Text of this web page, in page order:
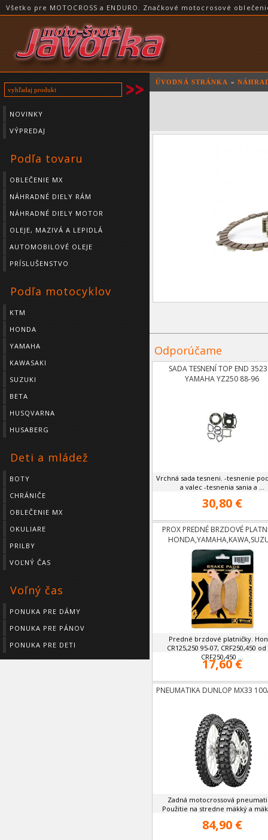
Všetko pre MOTOCROSS a ENDURO. Značkové motocrosové
NOVINKY
VÝPREDAJ
Podľa tovaru
OBLEČENIE MX
NÁHRADNÉ DIELY RÁM
NÁHRADNÉ DIELY MOTOR
OLEJE, MAZIVÁ A LEPIDLÁ
AUTOMOBILOVÉ OLEJE
PRÍSLUŠENSTVO
Podľa motocyklov
KTM
HONDA
YAMAHA
KAWASAKI
SUZUKI
BETA
HUSQVARNA
HUSABERG
Deti a mládež
BOTY
CHRÁNIČE
OBLEČENIE MX
OKULIARE
PRILBY
VOĽNÝ ČAS
Voľný čas
PONUKA PRE DÁMY
PONUKA PRE PÁNOV
PONUKA PRE DETI
ÚVODNÁ STRÁNKA »
Odporúčame
SADA TESNENÍ TOP END
YAMAHA YZ250 88-96
Vrchná sada tesneni. -tesnenie
a valec -tesnenia sania a ...
30,80 €
PROX PREDNÉ BRZDOVÉ
Predné brzdové platničky.
CR125,250 95-07, CRF250,450 od
CRF250,450 ...
17,60 €
PNEUMATIKA DUNLOP MX33
Zadná motocrossová
Použitie na stredne mäkký a
84,90 €